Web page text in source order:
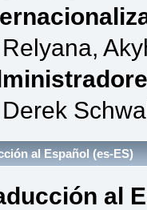
Relyana,
Derek
al Español (es-ES)
al